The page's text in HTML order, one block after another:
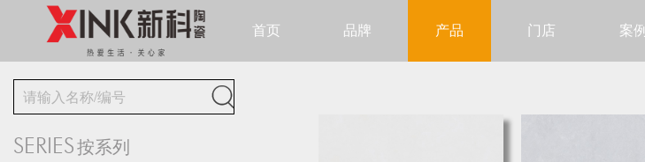
首页 品牌 产品 门店 案例

SERIES按系列